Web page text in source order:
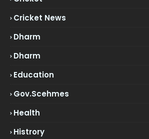
Cricket News
Dharm
Dharm
Education
Gov.scehmes
Health
Histrory